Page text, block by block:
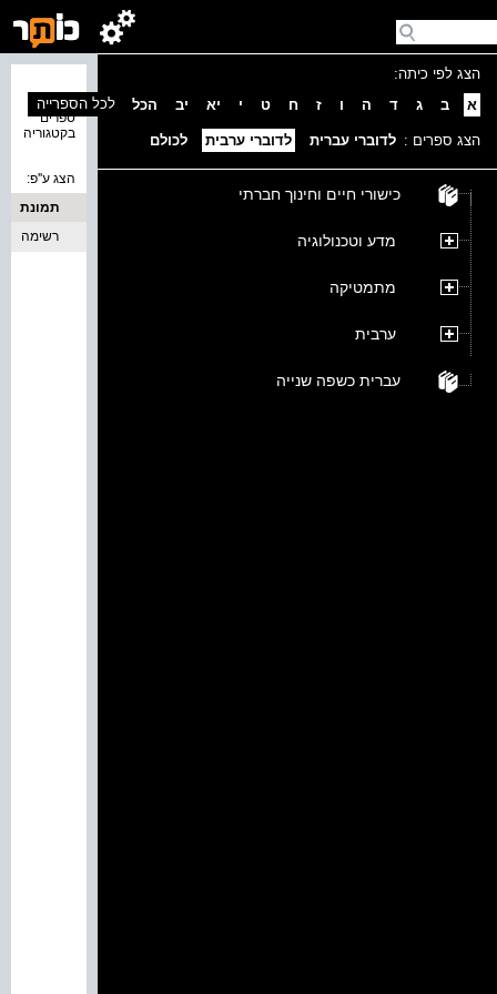
הצג לפי כיתה:
א
ב ג ד ה ו ז ח ט י יא יב הכל
הצג ספרים : לדוברי עברית לדוברי ערבית לכולם
כישורי חיים וחינוך חברתי
מדע וטכנולוגיה
מתמטיקה
ערבית
עברית כשפה שנייה
ספרים
בקטגוריה
לכל הספרייה
הצג ע''פ:
תמונת
כריכה
רשימה